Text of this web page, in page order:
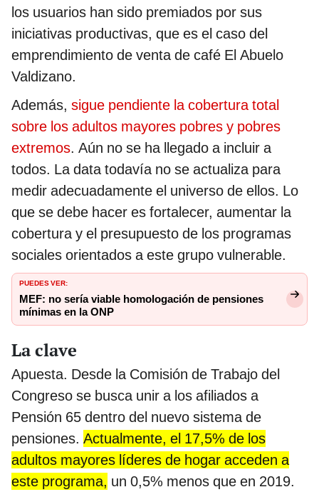
los usuarios han sido premiados por sus
iniciativas productivas, que es el caso del
emprendimiento de venta de café El Abuelo
Valdizano.
Además, sigue pendiente la cobertura total
sobre los adultos mayores pobres y pobres
extremos. Aún no se ha llegado a incluir a
todos. La data todavía no se actualiza para
medir adecuadamente el universo de ellos. Lo
que se debe hacer es fortalecer, aumentar la
cobertura y el presupuesto de los programas
sociales orientados a este grupo vulnerable.
PUEDES VER:
MEF: no sería viable homologación de pensiones
mínimas en la ONP
La clave
Apuesta. Desde la Comisión de Trabajo del
Congreso se busca unir a los afiliados a
Pensión 65 dentro del nuevo sistema de
pensiones. Actualmente, el 17,5% de los
adultos mayores líderes de hogar acceden a
este programa, un 0,5% menos que en 2019.